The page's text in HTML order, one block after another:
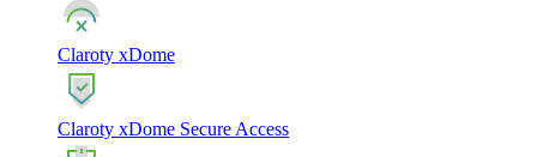
Claroty xDome
Claroty xDome Secure Access